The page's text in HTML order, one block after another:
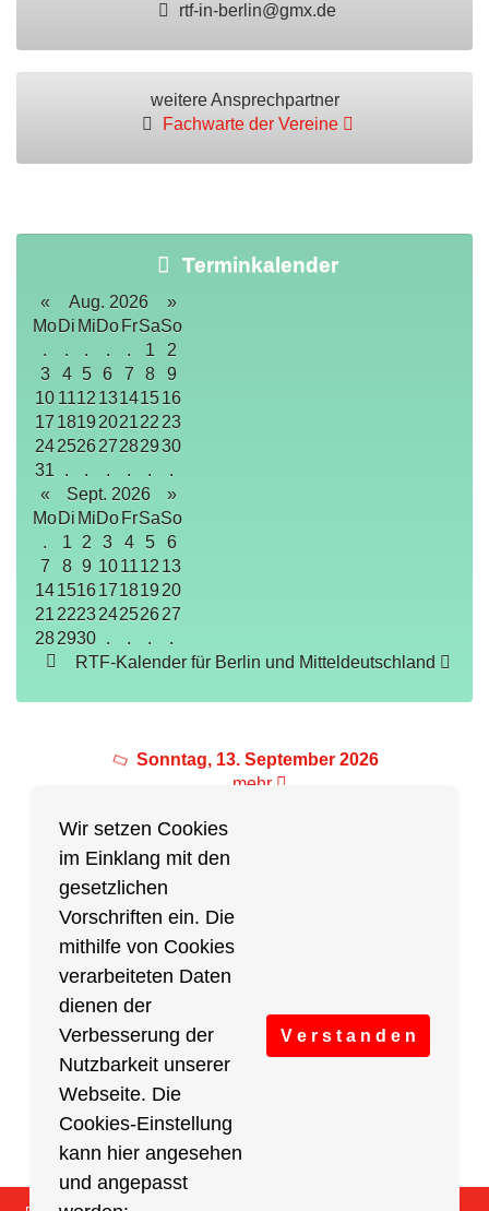
Wir setzen Cookies
im Einklang mit den
gesetzlichen
Vorschriften ein. Die
mithilfe von Cookies
verarbeiteten Daten
dienen der
Verbesserung der
Nutzbarkeit unserer
Webseite. Die
Cookies-Einstellung
kann hier angesehen
und angepasst
V e r s t a n d e n
rtf-in-berlin@gmx.de
weitere Ansprechpartner
Fachwarte der Vereine
Terminkalender
« Aug. 2026
»
MoDi MiDo FrSaSo
.
. . . . 1
2
3
4 5 6 7 8
9
10 1112 13141516
17 1819 202122 23
24252627282930
31
. . . . .
.
«
Sept. 2026
»
MoDi MiDo FrSaSo
.
1 2 3 4 5
6
7
8 9 10 1112 13
141516171819 20
21 222324252627
282930 . . .
.
RTF-Kalender für Berlin und Mitteldeutschland
Sonntag, 13. September 2026
mehr
Partner des Breitensports